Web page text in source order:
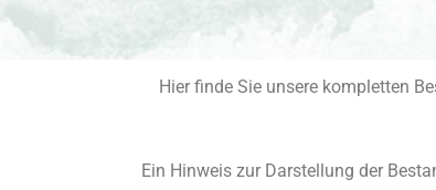
Hier finde Sie unsere kompletten
Ein Hinweis zur Darstellung der